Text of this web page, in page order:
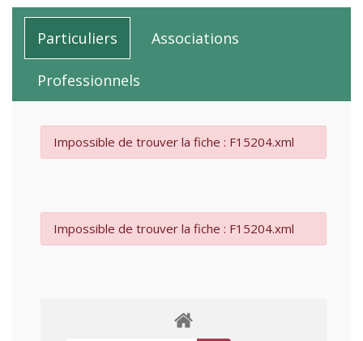
Particuliers Associations
Professionnels
Impossible de trouver la fiche : F15204.xml
Impossible de trouver la fiche : F15204.xml